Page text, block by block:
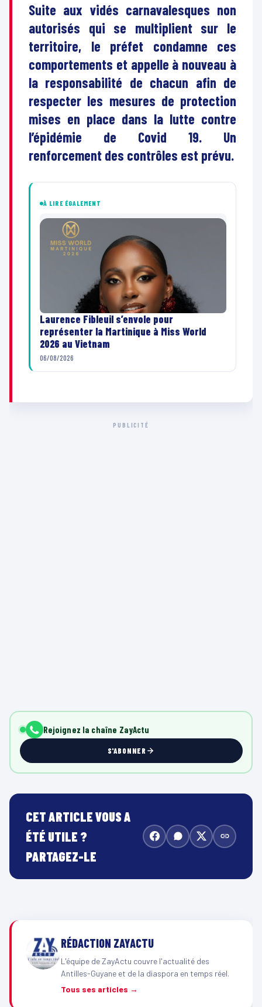
Suite aux vidés carnavalesques non
autorisés qui se multiplient sur le
territoire, le préfet condamne ces
comportements et appelle à nouveau à
la responsabilité de chacun afin de
respecter les mesures de protection
mises en place dans la lutte contre
l’épidémie de Covid 19. Un
renforcement des contrôles est prévu.
À LIRE ÉGALEMENT
Laurence Fibleuil s’envole pour
représenter la Martinique à Miss World
2026 au Vietnam
06/08/2026
PUBLICITÉ
Rejoignez la chaîne ZayActu
S'ABONNER
CET ARTICLE VOUS A
ÉTÉ UTILE ?
PARTAGEZ-LE
RÉDACTION ZAYACTU
L'équipe de ZayActu couvre l'actualité des
Antilles-Guyane et de la diaspora en temps réel.
Tous ses articles →